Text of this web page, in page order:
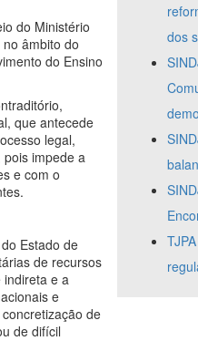
do Ministério
âmbito do
do Ensino
que antecede
legal,
impede a
e com o
Estado de
de recursos
e a
e
de
de difícil
dos